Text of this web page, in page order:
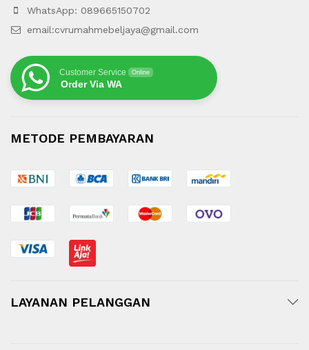
WhatsApp: 089665150702
email:cvrumahmebeljaya@gmail.com
Customer Service Online
Order Via WA
METODE PEMBAYARAN
LAYANAN PELANGGAN